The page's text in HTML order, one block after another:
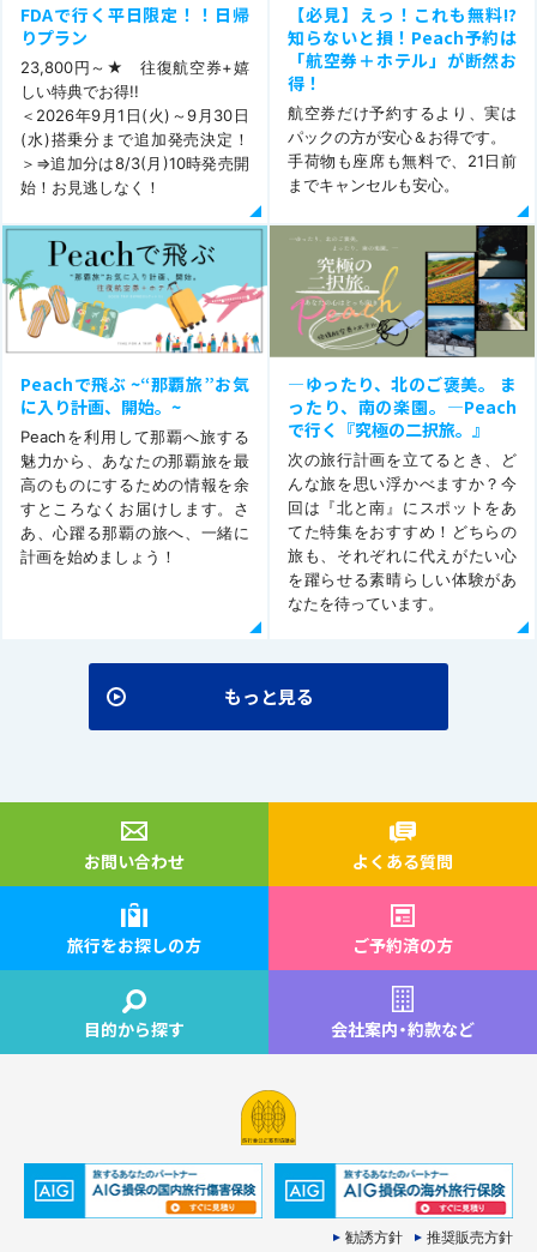
FDAで行く平日限定！！日帰
りプラン
23,800円～★ 往復航空券+嬉
しい特典でお得!!
＜2026年9月1日(火)～9月30日
(水)搭乗分まで追加発売決定！
＞⇒追加分は8/3(月)10時発売開
始！お見逃しなく！
【必見】えっ！これも無料!?
知らないと損！Peach予約は
「航空券＋ホテル」が断然お
得！
航空券だけ予約するより、実は
パックの方が安心＆お得です。
手荷物も座席も無料で、21日前
までキャンセルも安心。
Peachで飛ぶ ~“那覇旅”お気
に入り計画、開始。~
Peachを利用して那覇へ旅する
魅力から、あなたの那覇旅を最
高のものにするための情報を余
すところなくお届けします。さ
あ、心躍る那覇の旅へ、一緒に
計画を始めましょう！
―ゆったり、北のご褒美。 ま
ったり、南の楽園。―Peach
で行く『究極の二択旅。』
次の旅行計画を立てるとき、ど
んな旅を思い浮かべますか？今
回は『北と南』にスポットをあ
てた特集をおすすめ！どちらの
旅も、それぞれに代えがたい心
を躍らせる素晴らしい体験があ
なたを待っています。
もっと見る
お問い合わせ よくある質問
旅行をお探しの方 ご予約済の方
目的から探す 会社案内・約款など
勧誘方針 推奨販売方針